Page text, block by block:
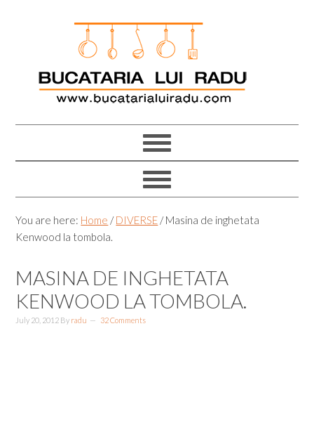
You are here: Home / DIVERSE /Masina de inghetata
Kenwood la tombola.
MASINA DE INGHETATA
KENWOOD LA TOMBOLA.
July 20, 2012 By radu 32 Comments